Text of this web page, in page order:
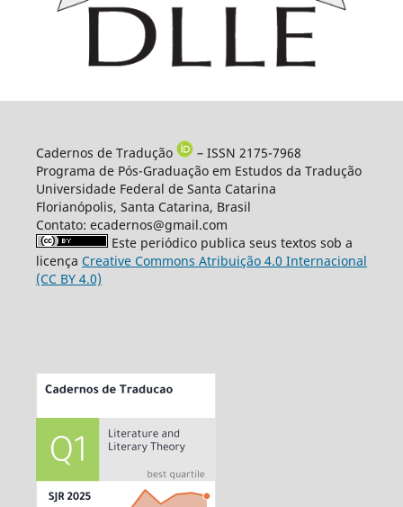
Cadernos de Tradução
– ISSN 2175-7968
Programa de Pós-Graduação em Estudos da Tradução
Universidade Federal de Santa Catarina
Florianópolis, Santa Catarina, Brasil
Contato: ecadernos@gmail.com
Este periódico publica seus textos sob a
licença Creative Commons Atribuição 4.0 Internacional
(CC BY 4.0)